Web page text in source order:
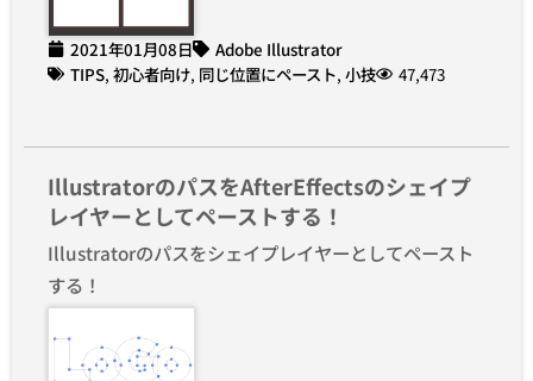
2021年01月08日
Adobe Illustrator
TIPS, 初心者向け, 同じ位置にペースト, 小技 47,473
IllustratorのパスをAfterEffectsのシェイプ
レイヤーとしてペーストする！
Illustratorのパスをシェイプレイヤーとしてペースト
する！